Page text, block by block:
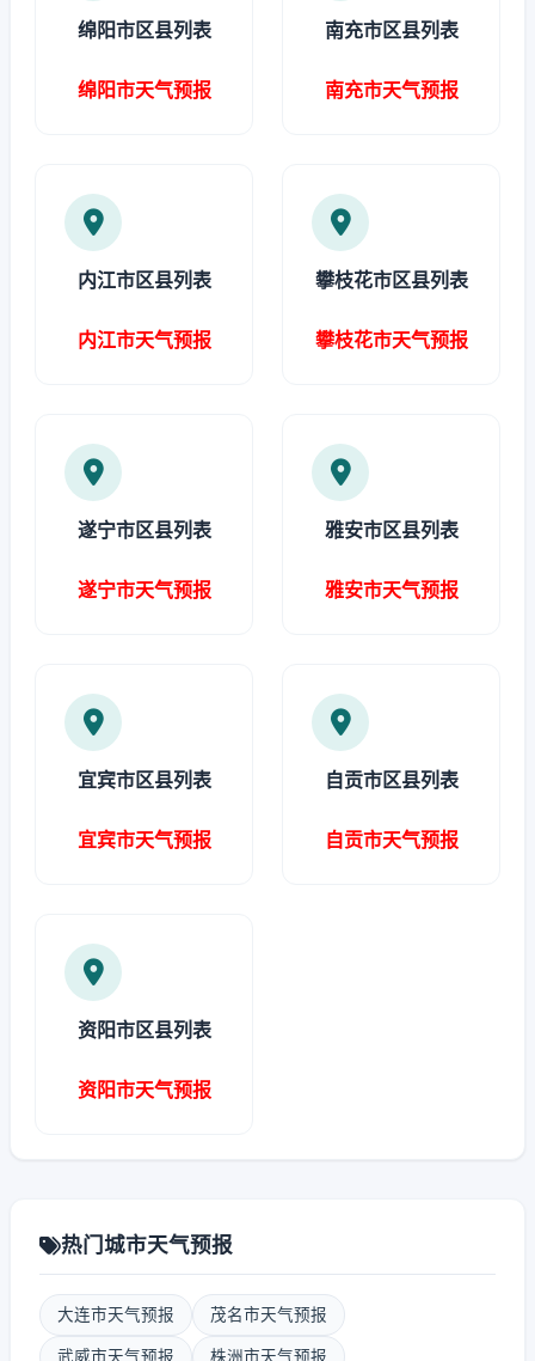
绵阳市区县列表
绵阳市天气预报
南充市区县列表
南充市天气预报
内江市区县列表
内江市天气预报
攀枝花市区县列表
攀枝花市天气预报
遂宁市区县列表
遂宁市天气预报
雅安市区县列表
雅安市天气预报
宜宾市区县列表
宜宾市天气预报
自贡市区县列表
自贡市天气预报
资阳市区县列表
资阳市天气预报
热门城市天气预报
大连市天气预报 茂名市天气预报
武威市天气预报 株洲市天气预报